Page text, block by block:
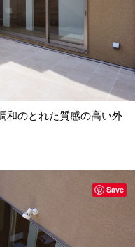
和のとれた質感の高い外
Save